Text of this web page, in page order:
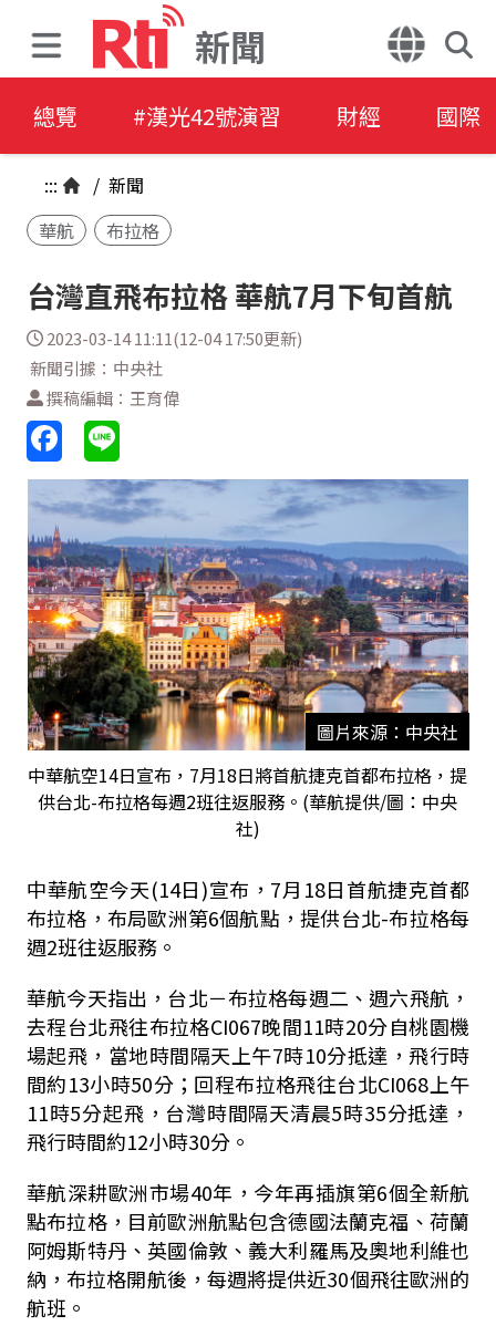
新聞
總覽 #漢光42號演習 財經 國際
::: / 新聞
華航
布拉格
台灣直飛布拉格 華航7月下旬首航
2023-03-14 11:11(12-04 17:50更新)
新聞引據：中央社
撰稿編輯：王育偉
圖片來源：中央社
中華航空14日宣布，7月18日將首航捷克首都布拉格，提
供台北-布拉格每週2班往返服務。(華航提供/圖：中央
社)
中華航空今天(14日)宣布，7月18日首航捷克首都
布拉格，布局歐洲第6個航點，提供台北-布拉格每
週2班往返服務。
華航今天指出，台北－布拉格每週二、週六飛航，
去程台北飛往布拉格CI067晚間11時20分自桃園機
場起飛，當地時間隔天上午7時10分抵達，飛行時
間約13小時50分；回程布拉格飛往台北CI068上午
11時5分起飛，台灣時間隔天清晨5時35分抵達，
飛行時間約12小時30分。
華航深耕歐洲市場40年，今年再插旗第6個全新航
點布拉格，目前歐洲航點包含德國法蘭克福、荷蘭
阿姆斯特丹、英國倫敦、義大利羅馬及奧地利維也
納，布拉格開航後，每週將提供近30個飛往歐洲的
航班。